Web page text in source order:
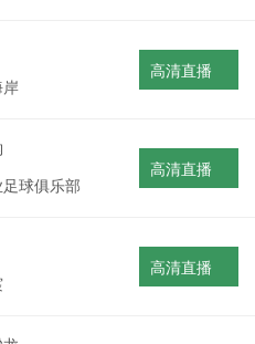
高清直播
球俱乐部
高清直播
高清直播